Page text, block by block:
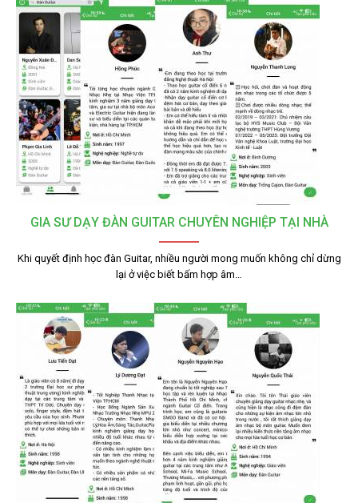
GIA SƯ DẠY ĐÀN GUITAR CHUYÊN NGHIỆP TẠI NHÀ
Khi quyết định học đàn Guitar, nhiều người mong muốn không chỉ dừng
lại ở việc biết bấm hợp âm…